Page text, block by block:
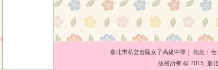
臺北市私立金甌女子高級中學｜ 地址：
版權所有 @ 2015, 臺